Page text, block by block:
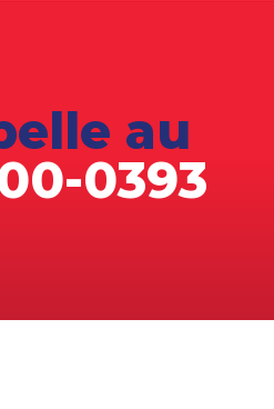
et décès
Transfert de fichiers
Téléversements en vrac
Payez votre facture
Politique de
au
0393